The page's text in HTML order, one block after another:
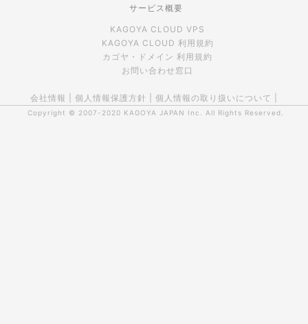
サービス概要
KAGOYA CLOUD VPS
KAGOYA CLOUD 利用規約
カゴヤ・ドメイン 利用規約
お問い合わせ窓口
会社情報 個人情報保護方針 個人情報の取り扱いについて
Copyright © 2007-2020 KAGOYA JAPAN Inc. All Rights Reserved.